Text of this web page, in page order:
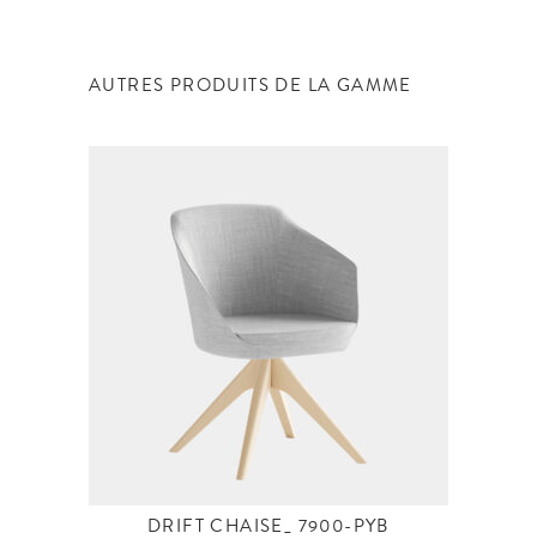
AUTRES PRODUITS DE LA GAMME
DRIFT CHAISE_ 7900-PYB